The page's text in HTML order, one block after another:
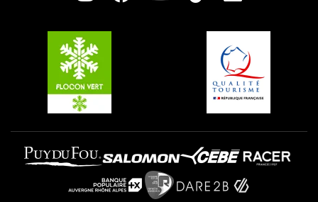
Plagne Villages
Plagne Aime 2000